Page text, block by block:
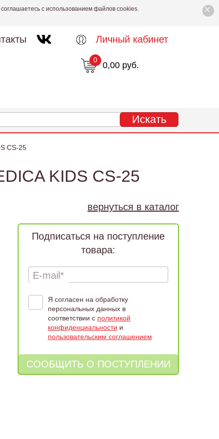
×
с использованием файлов cookies.
Личный кабинет
0,00 руб.
0
CS-25
KIDS CS-25
вернуться в каталог
Подписаться на поступление
товара:
E-mail*
Я согласен на обработку
персональных данных в
соответствии с политикой
конфиденциальности и
пользовательским соглашением